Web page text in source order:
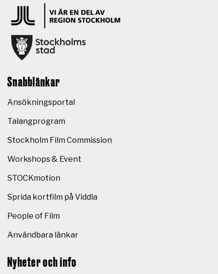
Snabblänkar
Ansökningsportal
Talangprogram
Stockholm Film Commission
Workshops & Event
STOCKmotion
Sprida kortfilm på Viddla
People of Film
Användbara länkar
Nyheter och info